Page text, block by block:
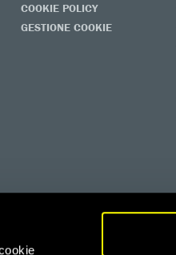
COOKIE POLICY
GESTIONE COOKIE